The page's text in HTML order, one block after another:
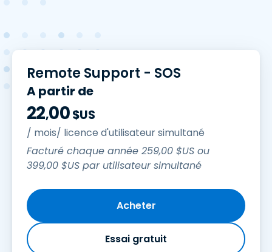
Remote Support - SOS
A partir de
22,00$US
/ mois/ licence d'utilisateur simultané
Facturé chaque année 259,00 $US ou
399,00 $US par utilisateur simultané
Acheter
Essai gratuit